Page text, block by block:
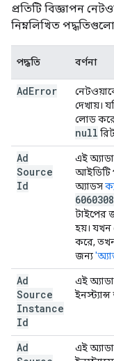
প্রতিটি বিজ্ঞাপন
নিম্নলিখিত
পদ্ধতি বর্ণনা
AdError
দেখায়।
লোড করে
null
Ad
Source
Id
এই
আইডিটি
অ্যাডস
টাইপের
হয়। যখন
করে,
জন্য
Ad
Source
Instance
Id
এই
Ad
এই